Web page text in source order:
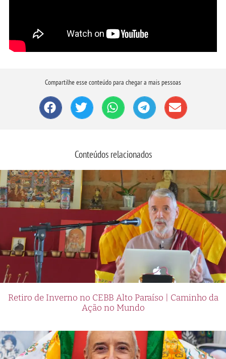
Compartilhe esse conteúdo para chegar a mais pessoas
Conteúdos relacionados
Retiro de Inverno no CEBB Alto Paraíso | Caminho da
Ação no Mundo